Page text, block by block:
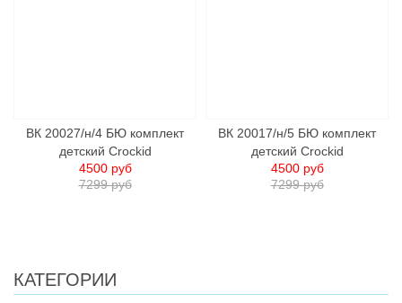
ВК 20027/н/4 БЮ комплект
детский Crockid
7299 руб
4500 руб
ВК 20017/н/5 БЮ комплект
детский Crockid
7299 руб
4500 руб
КАТЕГОРИИ